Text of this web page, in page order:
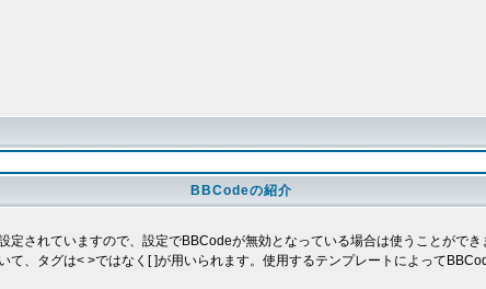
BBCodeの紹介
されていますので、設定でBBCodeが無効となっている場合は使うことがで
、タグは< >ではなく[ ]が用いられます。使用するテンプレートによって